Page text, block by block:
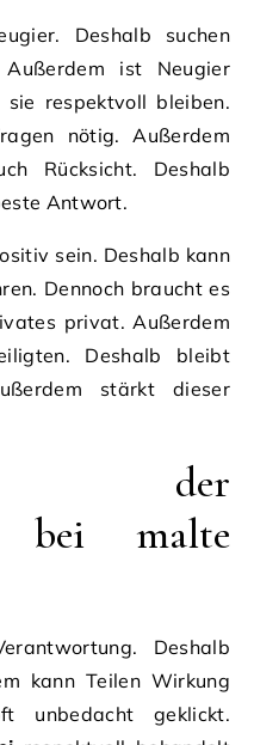
Deshalb suchen
ist Neugier
sie respektvoll bleiben.
nötig. Außerdem
Rücksicht. Deshalb
Antwort.
sein. Deshalb kann
Dennoch braucht es
privat. Außerdem
Deshalb bleibt
stärkt dieser
der
bei malte
Deshalb
kann Teilen Wirkung
unbedacht geklickt.